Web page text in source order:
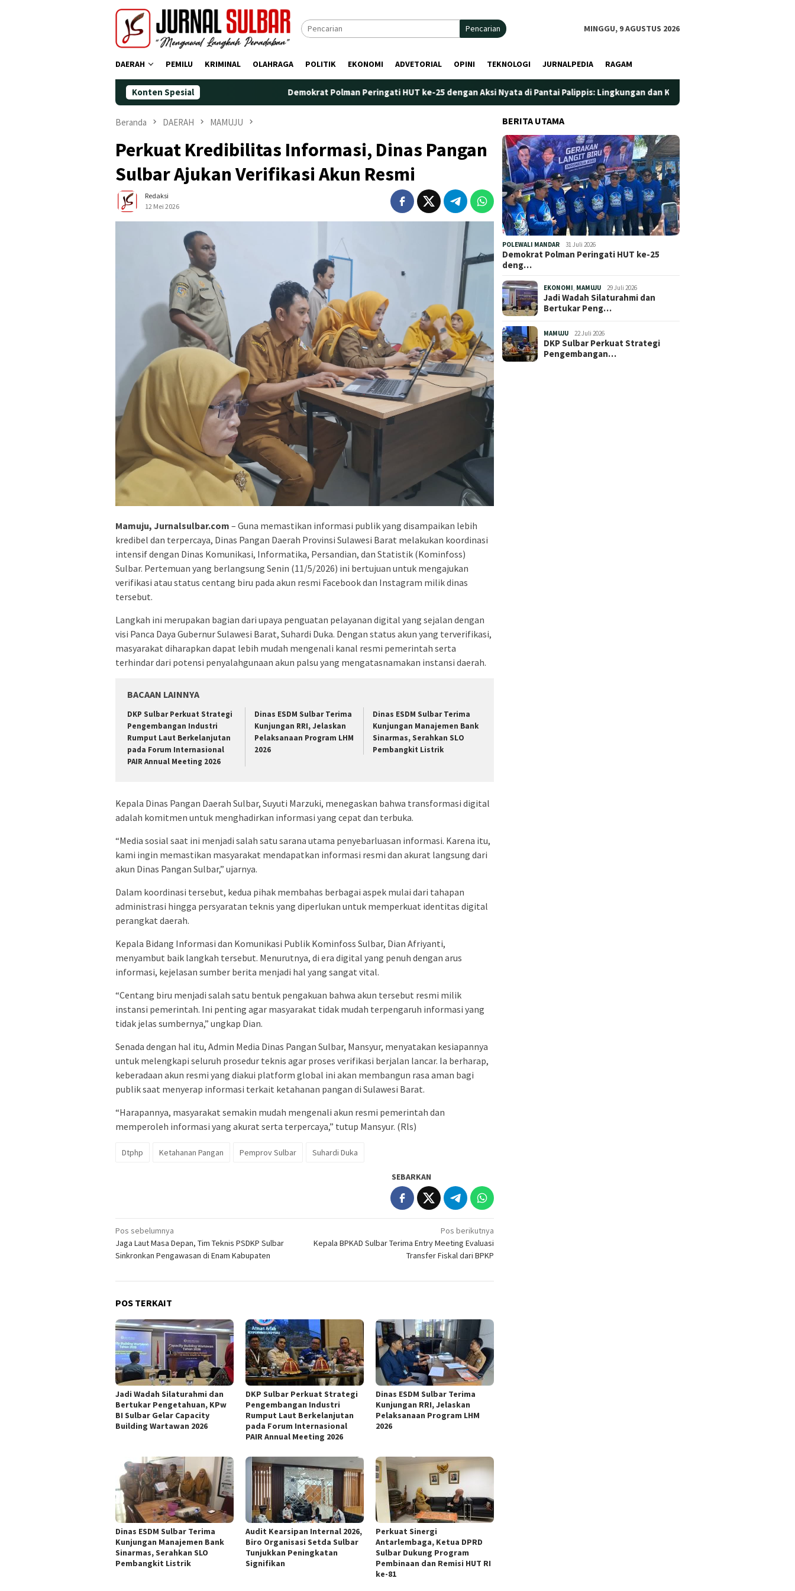
Pencarian MINGGU, 9 AGUSTUS 2026
DAERAH PEMILU KRIMINAL OLAHRAGA POLITIK EKONOMI ADVETORIAL OPINI TEKNOLOGI JURNALPEDIA RAGAM
Konten Spesial Demokrat Polman Peringati HUT ke-25 dengan Aksi Nyata di Pantai Palippis: Lingkungan dan Kesehatan Jadi Prioritas
Beranda DAERAH MAMUJU
Perkuat Kredibilitas Informasi, Dinas Pangan
Sulbar Ajukan Verifikasi Akun Resmi
Redaksi
12 Mei 2026
Mamuju, Jurnalsulbar.com – Guna memastikan informasi publik yang disampaikan lebih
kredibel dan terpercaya, Dinas Pangan Daerah Provinsi Sulawesi Barat melakukan koordinasi
intensif dengan Dinas Komunikasi, Informatika, Persandian, dan Statistik (Kominfoss)
Sulbar. Pertemuan yang berlangsung Senin (11/5/2026) ini bertujuan untuk mengajukan
verifikasi atau status centang biru pada akun resmi Facebook dan Instagram milik dinas
tersebut.
Langkah ini merupakan bagian dari upaya penguatan pelayanan digital yang sejalan dengan
visi Panca Daya Gubernur Sulawesi Barat, Suhardi Duka. Dengan status akun yang terverifikasi,
masyarakat diharapkan dapat lebih mudah mengenali kanal resmi pemerintah serta
terhindar dari potensi penyalahgunaan akun palsu yang mengatasnamakan instansi daerah.
BACAAN LAINNYA
DKP Sulbar Perkuat Strategi
Pengembangan Industri
Rumput Laut Berkelanjutan
pada Forum Internasional
PAIR Annual Meeting 2026
Dinas ESDM Sulbar Terima
Kunjungan RRI, Jelaskan
Pelaksanaan Program LHM
2026
Dinas ESDM Sulbar Terima
Kunjungan Manajemen Bank
Sinarmas, Serahkan SLO
Pembangkit Listrik
Kepala Dinas Pangan Daerah Sulbar, Suyuti Marzuki, menegaskan bahwa transformasi digital
adalah komitmen untuk menghadirkan informasi yang cepat dan terbuka.
“Media sosial saat ini menjadi salah satu sarana utama penyebarluasan informasi. Karena itu,
kami ingin memastikan masyarakat mendapatkan informasi resmi dan akurat langsung dari
akun Dinas Pangan Sulbar,” ujarnya.
Dalam koordinasi tersebut, kedua pihak membahas berbagai aspek mulai dari tahapan
administrasi hingga persyaratan teknis yang diperlukan untuk memperkuat identitas digital
perangkat daerah.
Kepala Bidang Informasi dan Komunikasi Publik Kominfoss Sulbar, Dian Afriyanti,
menyambut baik langkah tersebut. Menurutnya, di era digital yang penuh dengan arus
informasi, kejelasan sumber berita menjadi hal yang sangat vital.
“Centang biru menjadi salah satu bentuk pengakuan bahwa akun tersebut resmi milik
instansi pemerintah. Ini penting agar masyarakat tidak mudah terpengaruh informasi yang
tidak jelas sumbernya,” ungkap Dian.
Senada dengan hal itu, Admin Media Dinas Pangan Sulbar, Mansyur, menyatakan kesiapannya
untuk melengkapi seluruh prosedur teknis agar proses verifikasi berjalan lancar. Ia berharap,
keberadaan akun resmi yang diakui platform global ini akan membangun rasa aman bagi
publik saat menyerap informasi terkait ketahanan pangan di Sulawesi Barat.
“Harapannya, masyarakat semakin mudah mengenali akun resmi pemerintah dan
memperoleh informasi yang akurat serta terpercaya,” tutup Mansyur. (Rls)
Dtphp Ketahanan Pangan Pemprov Sulbar Suhardi Duka
SEBARKAN
Navigasi
pos
Pos sebelumnya
Jaga Laut Masa Depan, Tim Teknis PSDKP Sulbar
Sinkronkan Pengawasan di Enam Kabupaten
Pos berikutnya
Kepala BPKAD Sulbar Terima Entry Meeting Evaluasi
Transfer Fiskal dari BPKP
POS TERKAIT
Jadi Wadah Silaturahmi dan
Bertukar Pengetahuan, KPw
BI Sulbar Gelar Capacity
Building Wartawan 2026
DKP Sulbar Perkuat Strategi
Pengembangan Industri
Rumput Laut Berkelanjutan
pada Forum Internasional
PAIR Annual Meeting 2026
Dinas ESDM Sulbar Terima
Kunjungan RRI, Jelaskan
Pelaksanaan Program LHM
2026
Dinas ESDM Sulbar Terima
Kunjungan Manajemen Bank
Sinarmas, Serahkan SLO
Pembangkit Listrik
Audit Kearsipan Internal 2026,
Biro Organisasi Setda Sulbar
Tunjukkan Peningkatan
Signifikan
Perkuat Sinergi
Antarlembaga, Ketua DPRD
Sulbar Dukung Program
Pembinaan dan Remisi HUT RI
ke-81
BERITA UTAMA
POLEWALI MANDAR 31 Juli 2026
Demokrat Polman Peringati HUT ke-25
deng…
EKONOMI MAMUJU 29 Juli 2026
Jadi Wadah Silaturahmi dan
Bertukar Peng…
MAMUJU 22 Juli 2026
DKP Sulbar Perkuat Strategi
Pengembangan…